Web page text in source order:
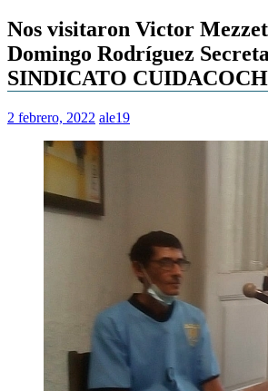
Nos visitaron Victor
Domingo Rodríguez
SINDICATO
2 febrero, 2022 ale19